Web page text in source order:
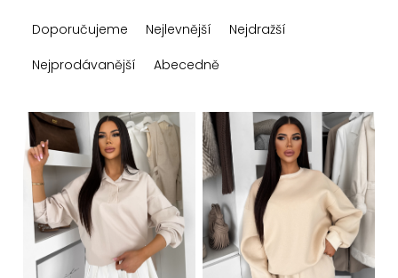
a
n
í
p
o
d
Doporučujeme Nejlevnější
Nejdražší
Nejprodávanější
Abecedně
V
ý
p
p